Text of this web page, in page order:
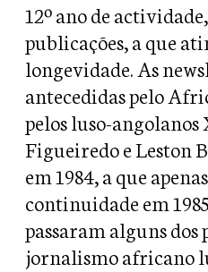
12º ano de
publicações, a que
longevidade. As
antecedidas pelo
pelos luso-
Figueiredo e Leston
em 1984, a que
continuidade em
passaram alguns
jornalismo africano